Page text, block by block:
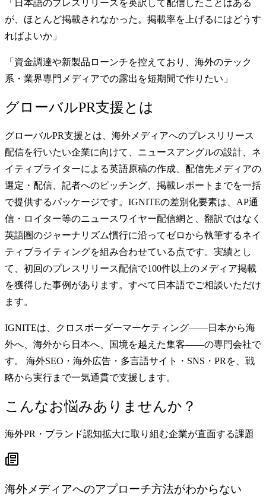
「日本語のプレスリリースを英訳して配信したことはある
が、ほとんど掲載されなかった。掲載率を上げるにはどうす
ればよいか」
「資金調達や新製品ローンチを控えており、海外のテック
系・業界専門メディアでの露出を短期間で作りたい」
グローバルPR支援とは
グローバルPR支援とは、海外メディアへのプレスリリース
配信を行いたい企業に向けて、ニュースアングルの設計、ネ
イティブライターによる英語原稿の作成、配信先メディアの
選定・配信、記者へのピッチング、掲載レポートまでを一括
で提供するパッケージです。IGNITEの差別化要素は、AP通
信・ロイター等のニュースワイヤー配信網と、翻訳ではなく
英語圏のジャーナリズム慣行に沿ってゼロから執筆するネイ
ティブライティングを組み合わせている点です。実績とし
て、初回のプレスリリース配信で100件以上のメディア掲載
を獲得した事例があります。すべて日本語でご相談いただけ
ます。
IGNITEは、クロスボーダーマーケティング——日本から海
外へ、海外から日本へ、国境を越えた集客——の専門会社で
す。
海外SEO・海外広告・多言語サイト・SNS・PRを、戦
略から実行まで一気通貫で支援します。
こんなお悩みありませんか？
海外PR・ブランド認知拡大に取り組む企業が直面する課題
海外メディアへのアプローチ方法がわからない